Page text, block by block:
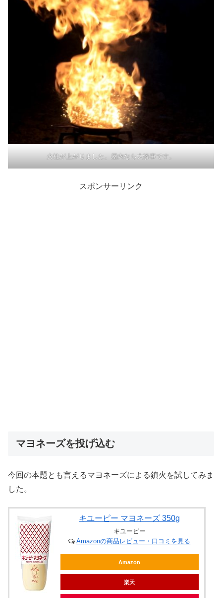
火柱が上がりました。屋内なら大惨事です。
スポンサーリンク
マヨネーズを投げ込む
今回の本題とも言えるマヨネーズによる鎮火を試してみま
した。
キユーピー マヨネーズ 350g
キユーピー
Amazonの商品レビュー・口コミを見る
Amazon
楽天